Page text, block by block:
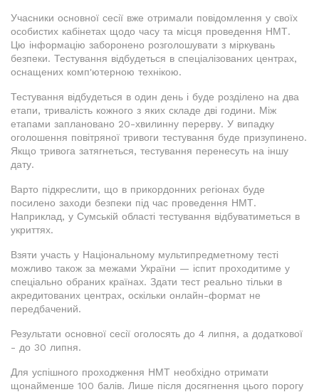
Учасники основної сесії вже отримали повідомлення у своїх
особистих кабінетах щодо часу та місця проведення НМТ.
Цю інформацію заборонено розголошувати з міркувань
безпеки. Тестування відбудеться в спеціалізованих центрах,
оснащених комп'ютерною технікою.
Тестування відбудеться в один день і буде розділено на два
етапи, тривалість кожного з яких складе дві години. Між
етапами заплановано 20-хвилинну перерву. У випадку
оголошення повітряної тривоги тестування буде призупинено.
Якщо тривога затягнеться, тестування перенесуть на іншу
дату.
Варто підкреслити, що в прикордонних регіонах буде
посилено заходи безпеки під час проведення НМТ.
Наприклад, у Сумській області тестування відбуватиметься в
укриттях.
Взяти участь у Національному мультипредметному тесті
можливо також за межами України — іспит проходитиме у
спеціально обраних країнах. Здати тест реально тільки в
акредитованих центрах, оскільки онлайн-формат не
передбачений.
Результати основної сесії оголосять до 4 липня, а додаткової
- до 30 липня.
Для успішного проходження НМТ необхідно отримати
щонайменше 100 балів. Лише після досягнення цього порогу